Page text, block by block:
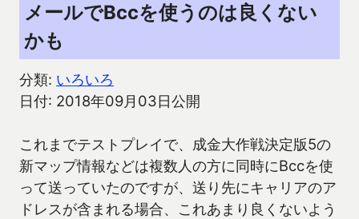
メールでBccを使うのは良くない
かも
分類: いろいろ
日付: 2018年09月03日公開
これまでテストプレイで、成金大作戦決定版5の
新マップ情報などは複数人の方に同時にBccを使
って送っていたのですが、送り先にキャリアのア
ドレスが含まれる場合、これあまり良くないよう